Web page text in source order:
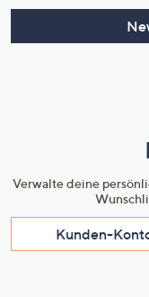
Verwalte deine
Kunden-